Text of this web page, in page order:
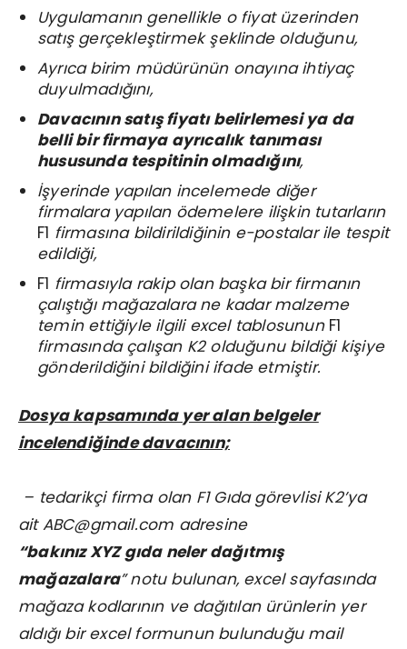
Uygulamanın genellikle o fiyat üzerinden
satış gerçekleştirmek şeklinde olduğunu,
Ayrıca birim müdürünün onayına ihtiyaç
duyulmadığını,
Davacının satış fiyatı belirlemesi ya da
belli bir firmaya ayrıcalık tanıması
hususunda tespitinin olmadığını,
İşyerinde yapılan incelemede diğer
firmalara yapılan ödemelere ilişkin tutarların
F1 firmasına bildirildiğinin e-postalar ile tespit
edildiği,
F1 firmasıyla rakip olan başka bir firmanın
çalıştığı mağazalara ne kadar malzeme
temin ettiğiyle ilgili excel tablosunun F1
firmasında çalışan K2 olduğunu bildiği kişiye
gönderildiğini bildiğini ifade etmiştir.
Dosya kapsamında yer alan belgeler
incelendiğinde davacının;
– tedarikçi firma olan F1 Gıda görevlisi K2’ya
ait ABC@gmail.com adresine
“bakınız XYZ gıda neler dağıtmış
mağazalara” notu bulunan, excel sayfasında
mağaza kodlarının ve dağıtılan ürünlerin yer
aldığı bir excel formunun bulunduğu mail